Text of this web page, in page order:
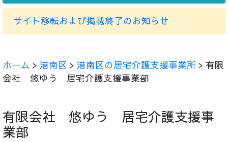
サイト移転および掲載終了のお知らせ
ホーム > 港南区 > 港南区の居宅介護支援事業所 > 有限
会社 悠ゆう 居宅介護支援事業部
有限会社 悠ゆう 居宅介護支援事
業部